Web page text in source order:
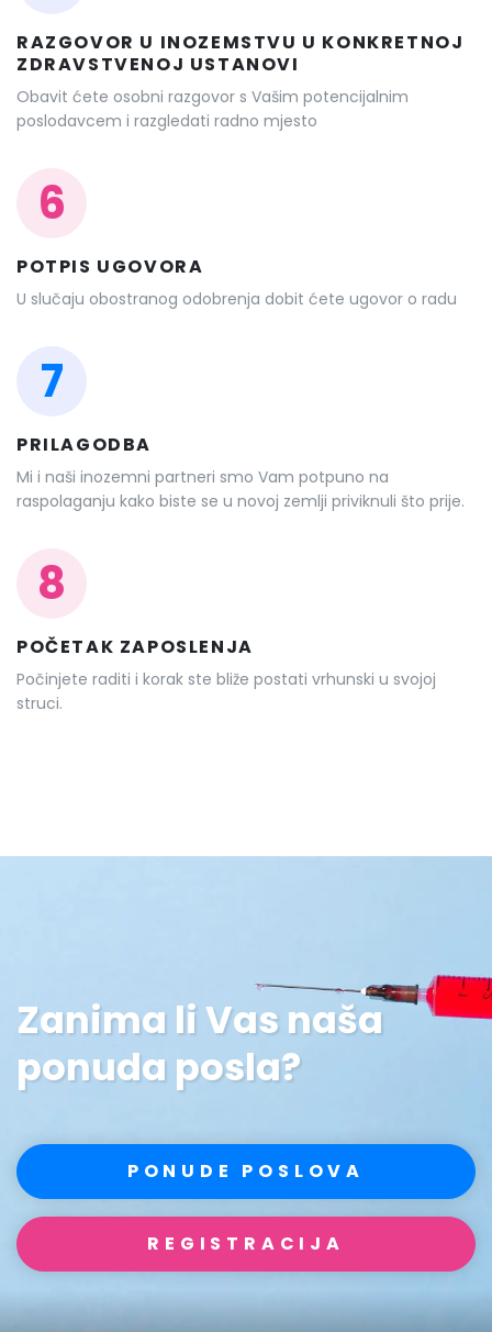
RAZGOVOR U INOZEMSTVU U KONKRETNOJ
ZDRAVSTVENOJ USTANOVI
Obavit ćete osobni razgovor s Vašim potencijalnim
poslodavcem i razgledati radno mjesto
6
POTPIS UGOVORA
U slučaju obostranog odobrenja dobit ćete ugovor o radu
7
PRILAGODBA
Mi i naši inozemni partneri smo Vam potpuno na
raspolaganju kako biste se u novoj zemlji priviknuli što prije.
8
POČETAK ZAPOSLENJA
Počinjete raditi i korak ste bliže postati vrhunski u svojoj
struci.
Zanima li Vas naša
ponuda posla?
PONUDE POSLOVA
REGISTRACIJA